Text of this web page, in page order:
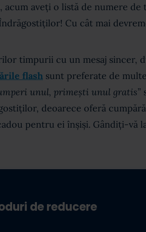
acum aveți o listă de numere
Cu cât mai
timpurii cu un mesaj sincer,
flash sunt preferate de
unul, primești unul gratis”
deoarece oferă
pentru ei înșiși. Gândiți-vă
de reducere